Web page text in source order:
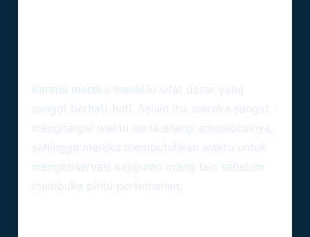
Karena mereka memiliki sifat dasar yang
sangat berhati-hati. Selain itu, mereka sangat
menghargai waktu serta energi emosionalnya,
sehingga mereka membutuhkan waktu untuk
mengobservasi kejujuran orang lain sebelum
membuka pintu pertemanan.